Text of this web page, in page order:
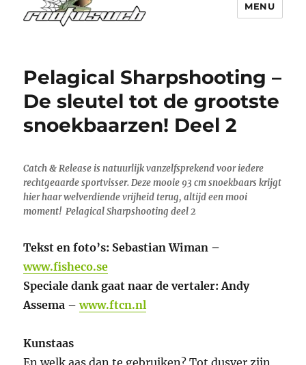
MENU
Pelagical Sharpshooting –
De sleutel tot de grootste
snoekbaarzen! Deel 2
Catch & Release is natuurlijk vanzelfsprekend voor iedere
rechtgeaarde sportvisser. Deze mooie 93 cm snoekbaars krijgt
hier haar welverdiende vrijheid terug, altijd een mooi
moment! Pelagical Sharpshooting deel 2
Tekst en foto’s: Sebastian Wiman –
www.fisheco.se
Speciale dank gaat naar de vertaler: Andy
Assema –www.ftcn.nl
Kunstaas